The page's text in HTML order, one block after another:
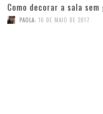
Como decorar a sala
PAOLA 16 DE MAIO DE 2017